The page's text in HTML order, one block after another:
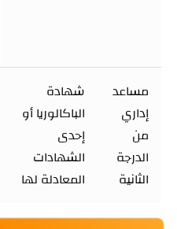
مساعد
إداري
من
الدرجة
الثانية
شهادة
الباكالوريا أو
إحدى
الشهادات
المعادلة لها